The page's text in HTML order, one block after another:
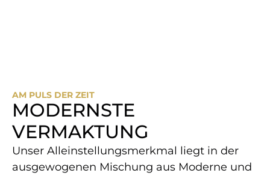
AM PULS DER ZEIT
MODERNSTE
VERMAKTUNG
Unser Alleinstellungsmerkmal liegt in der
ausgewogenen Mischung aus Moderne und